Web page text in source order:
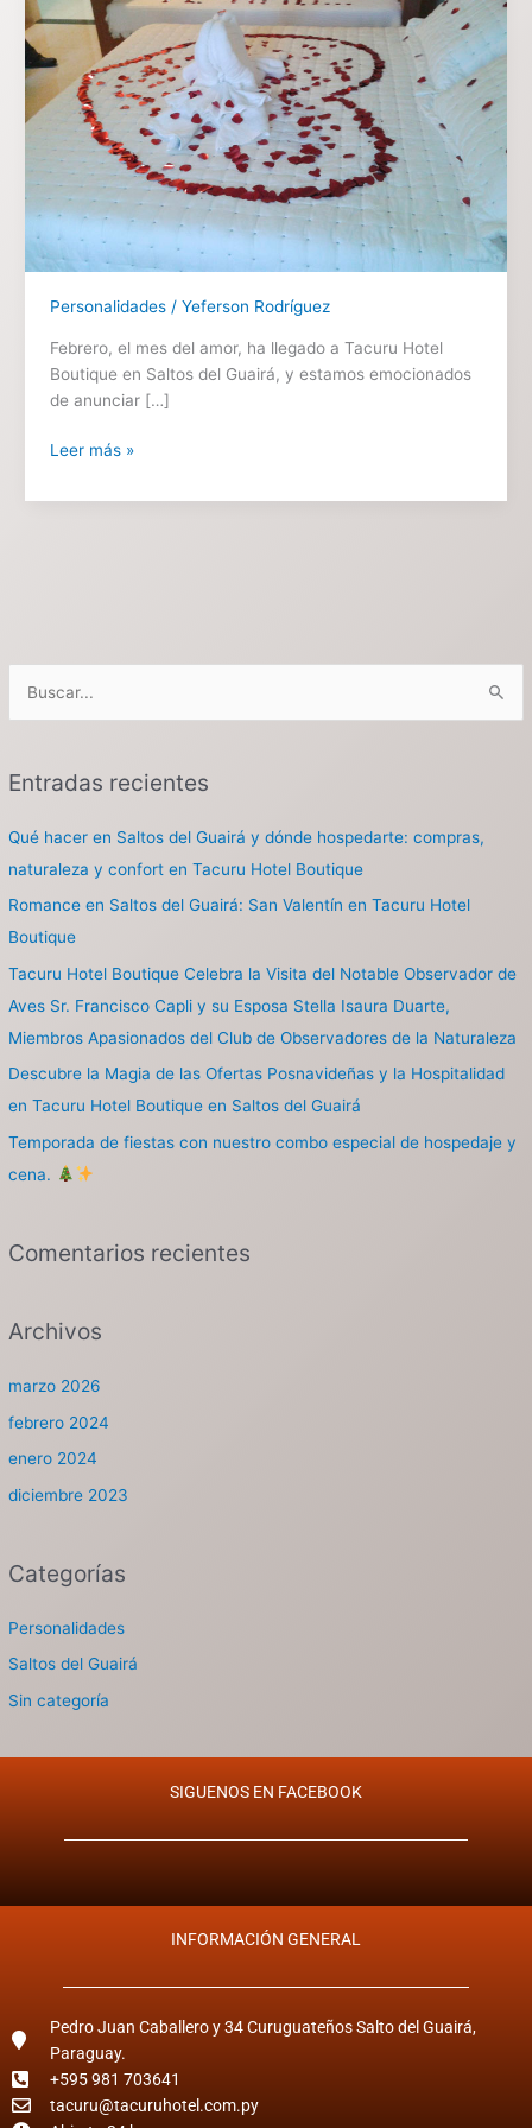
c
:
Entradas recientes
Qué hacer en Saltos del Guairá y dónde hospedarte: compras,
naturaleza y confort en Tacuru Hotel Boutique
Romance en Saltos del Guairá: San Valentín en Tacuru Hotel
Boutique
Tacuru Hotel Boutique Celebra la Visita del Notable Observador de
Aves Sr. Francisco Capli y su Esposa Stella Isaura Duarte,
Miembros Apasionados del Club de Observadores de la Naturaleza
Descubre la Magia de las Ofertas Posnavideñas y la Hospitalidad
en Tacuru Hotel Boutique en Saltos del Guairá
Temporada de fiestas con nuestro combo especial de hospedaje y
cena.
Comentarios recientes
Archivos
marzo 2026
febrero 2024
enero 2024
diciembre 2023
Categorías
Personalidades
Saltos del Guairá
Sin categoría
Personalidades/ Yeferson Rodríguez
Febrero, el mes del amor, ha llegado a Tacuru Hotel
Boutique en Saltos del Guairá, y estamos emocionados
de anunciar […]
Guairá:
San
Valentín
en
Tacuru
Hotel
Boutique
Leer más »
SIGUENOS EN FACEBOOK
INFORMACIÓN GENERAL
Pedro Juan Caballero y 34 Curuguateños Salto del Guairá,
Paraguay.
+595 981 703641
tacuru@tacuruhotel.com.py